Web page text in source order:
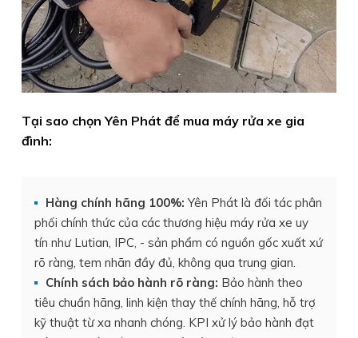
Tại sao chọn Yên Phát để mua máy rửa xe gia
đình:
Hàng chính hãng 100%: Yên Phát là đối tác phân
phối chính thức của các thương hiệu máy rửa xe uy
tín như Lutian, IPC, - sản phẩm có nguồn gốc xuất xứ
rõ ràng, tem nhãn đầy đủ, không qua trung gian.
Chính sách bảo hành rõ ràng: Bảo hành theo
tiêu chuẩn hãng, linh kiện thay thế chính hãng, hỗ trợ
kỹ thuật từ xa nhanh chóng. KPI xử lý bảo hành đạt